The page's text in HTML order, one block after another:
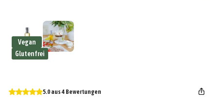
Vegan
Glutenfrei
5.0 aus 4 Bewertungen